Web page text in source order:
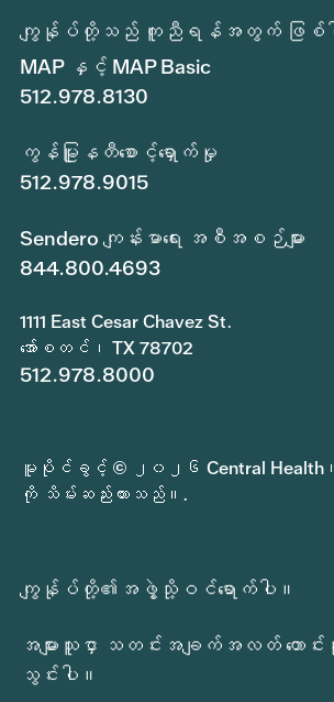
ကျွန်ုပ်တို့သည် ကူညီရန်အတွက် ဖြစ်
MAP နှင့် MAP Basic
512.978.8130
ကွန်မြူနတီစောင့်ရှောက်မှု
512.978.9015
Sendero ကျန်းမာရေး အစီအစဉ်များ
844.800.4693
1111 East Cesar Chavez St.
အော်စတင်၊ TX 78702
512.978.8000
မူပိုင်ခွင့် © ၂၀၂၆ Central Health
ကို သိမ်းဆည်းထားသည်။.
ကျွန်ုပ်တို့၏အဖွဲ့သို့ဝင်ရောက်ပါ။
အများသူငှာ သတင်းအချက်အလတ် တော
သွင်းပါ။